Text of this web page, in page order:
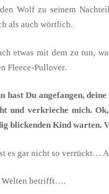
Wolf zu seinem
als auch wörtlich.
etwas mit dem zu tun,
Fleece-Pullover.
hast Du angefangen,
und verkrieche mich.
blickenden Kind warten.
es gar nicht so verrückt…
Welten betrifft….